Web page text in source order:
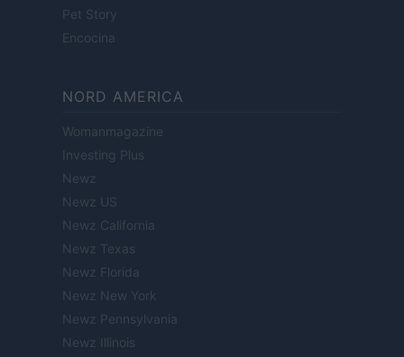
Pet Story
Encocina
NORD AMERICA
Womanmagazine
Investing Plus
Newz
Newz US
Newz California
Newz Texas
Newz Florida
Newz New York
Newz Pennsylvania
Newz Illinois